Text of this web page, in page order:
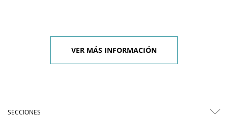
VER MÁS INFORMACIÓN
SECCIONES